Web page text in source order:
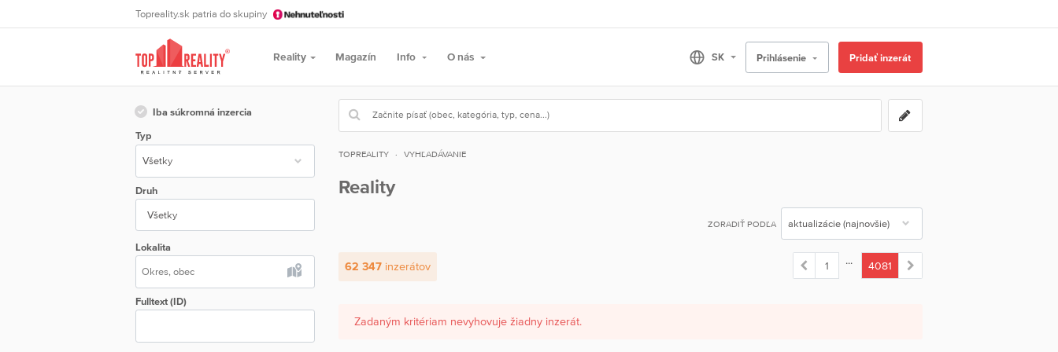
Topreality.sk patria do skupiny
Reality Magazín Info O nás Prihlásenie Pridať inzerát
Iba súkromná inzercia
Typ
Druh
Všetky
Lokalita
Fulltext (ID)
TOPREALITY VYHĽADÁVANIE
Reality
ZORADIŤ PODĽA
62 347inzerátov 1 ...
4081
Zadaným kritériam nevyhovuje žiadny inzerát.